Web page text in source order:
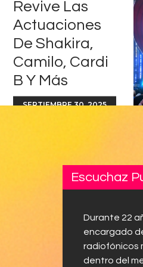
Revive Las
Actuaciones
De Shakira,
Camilo, Cardi
B Y Más
SEPTIEMBRE 30, 2025
Escuchaz
Durante 22
encargado
radiofónicos
dentro del